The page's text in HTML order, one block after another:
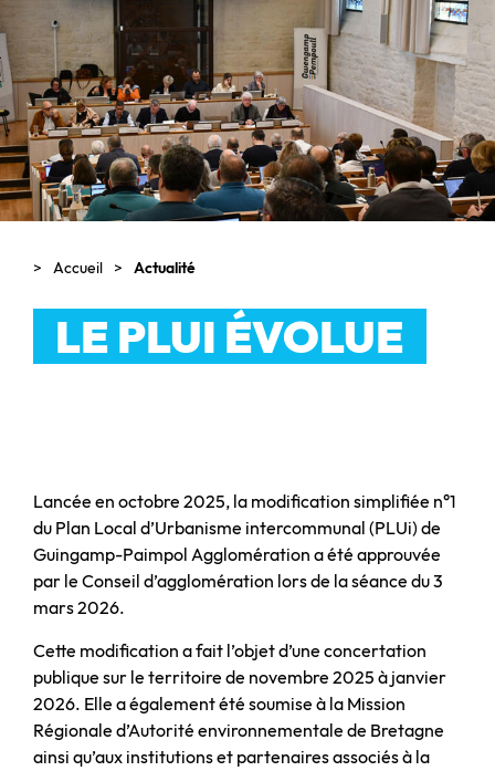
ASSOCIATIONS PISCINES
Accueil Actualité
LE PLUI ÉVOLUE
Lancée en octobre 2025, la modification simplifiée n°1
du Plan Local d’Urbanisme intercommunal (PLUi) de
Guingamp-Paimpol Agglomération a été approuvée
par le Conseil d’agglomération lors de la séance du 3
mars 2026.
Cette modification a fait l’objet d’une concertation
publique sur le territoire de novembre 2025 à janvier
2026. Elle a également été soumise à la Mission
Régionale d’Autorité environnementale de Bretagne
ainsi qu’aux institutions et partenaires associés à la